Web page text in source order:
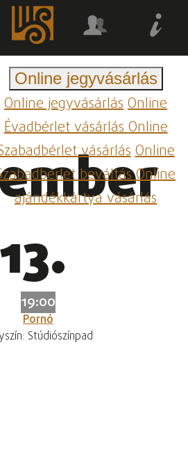
Online jegyvásárlás
Online jegyvásárlásOnline
Évadbérlet vásárlásOnline
vásárlásOnline
beváltásOnline
ajándékkártya vásárlás
13.
19:00
Pornó
Stúdiószínpad